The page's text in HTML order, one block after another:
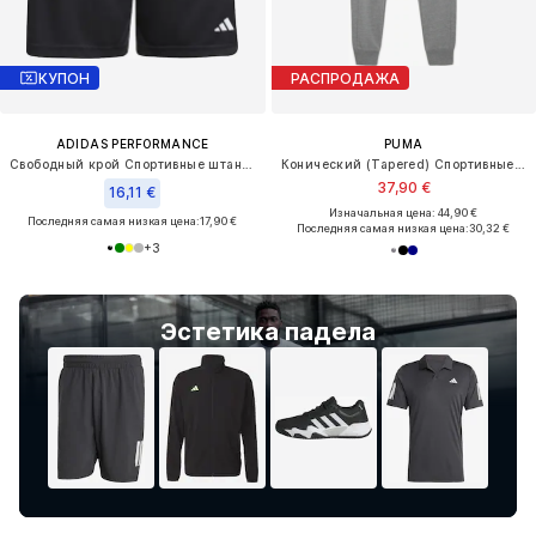
КУПОН
ADIDAS PERFORMANCE
16,11 €
Последняя самая низкая цена:17,90 €
+3
Эстетика падела
РАСПРОДАЖА
PUMA
37,90 €
Изначальная цена: 44,90 €
Последняя самая низкая цена:30,32 €